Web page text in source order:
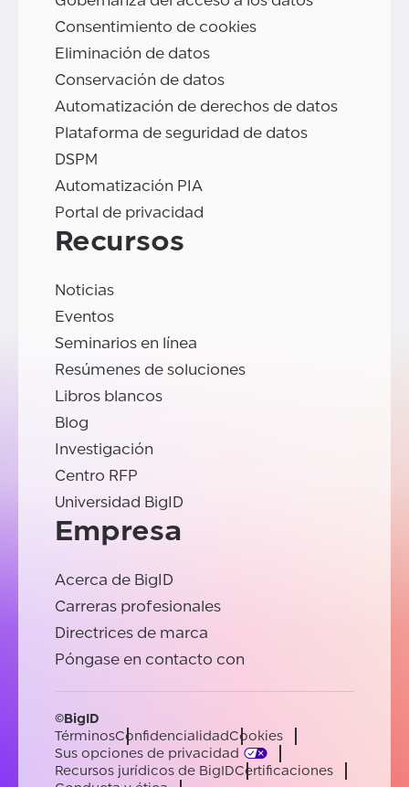
Consentimiento de cookies
Eliminación de datos
Conservación de datos
Automatización de derechos de datos
Plataforma de seguridad de datos
DSPM
Automatización PIA
Portal de privacidad
Recursos
Noticias
Eventos
Seminarios en línea
Resúmenes de soluciones
Libros blancos
Blog
Investigación
Centro RFP
Universidad BigID
Empresa
Acerca de BigID
Carreras profesionales
Directrices de marca
Póngase en contacto con
©BigID
TérminosConfidencialidadCookies
Sus opciones de privacidad
Recursos jurídicos de BigIDCertificaciones